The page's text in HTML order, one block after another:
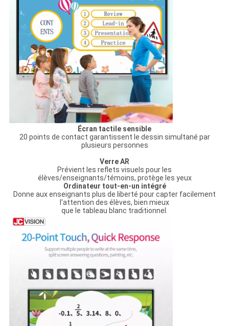
Écran tactile sensible
20 points de contact garantissent le dessin simultané par
plusieurs personnes
Verre AR
Prévient les reflets visuels pour les
élèves/enseignants/témoins, protège les yeux
Ordinateur tout-en-un intégré
Donne aux enseignants plus de liberté pour capter facilement
l'attention des élèves, bien mieux
que le tableau blanc traditionnel.